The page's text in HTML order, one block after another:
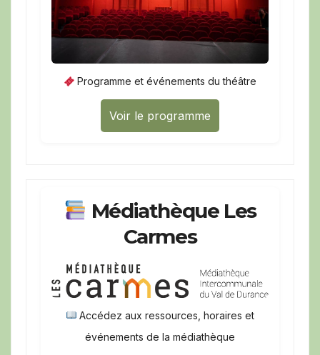
Programme et événements du théâtre
Voir le programme
Médiathèque Les
Carmes
Accédez aux ressources, horaires et
événements de la médiathèque